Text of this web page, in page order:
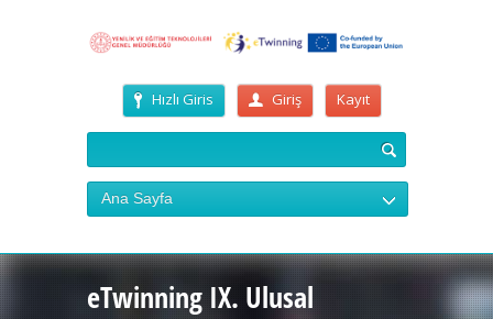
Hızlı Giris Giriş Kayıt
Ana Sayfa
eTwinning IX. Ulusal